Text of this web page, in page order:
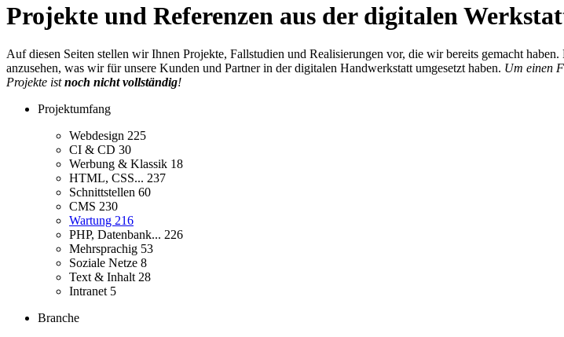
Projekte und Referenzen aus der digitalen
Auf diesen Seiten stellen wir Ihnen Projekte, Fallstudien und Realisierungen vor, die wir bereits gemacht
anzusehen, was wir für unsere Kunden und Partner in der digitalen Handwerkstatt umgesetzt haben. Um einen
Projekte istnoch nicht vollständig!
Projektumfang
Webdesign 225
CI & CD 30
Werbung & Klassik 18
HTML, CSS... 237
Schnittstellen 60
CMS 230
Wartung 216
PHP, Datenbank... 226
Mehrsprachig 53
Soziale Netze 8
Text & Inhalt 28
Intranet 5
Branche